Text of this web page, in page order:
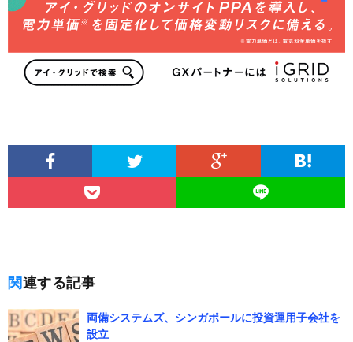
関連する記事
両備システムズ、シンガポールに投資運用子会社を
設立